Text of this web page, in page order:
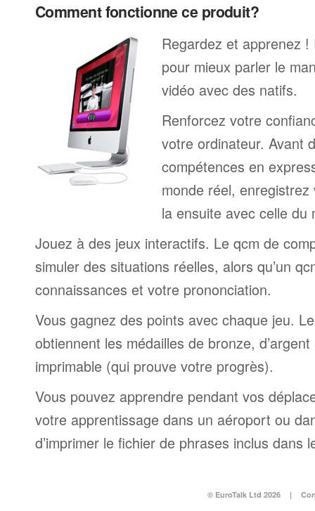
Comment fonctionne ce produit?
Regardez et apprenez
pour mieux parler le
vidéo avec des natifs.
Renforcez votre
votre ordinateur. Avant
compétences en
monde réel,
la ensuite avec celle du
Jouez à des jeux interactifs. Le qcm de
simuler des situations réelles, alors qu’un
connaissances et votre prononciation.
Vous gagnez des points avec chaque jeu.
obtiennent les médailles de bronze, d’argent
imprimable (qui prouve votre progrès).
Vous pouvez apprendre pendant vos
votre apprentissage dans un aéroport ou
d’imprimer le fichier de phrases inclus dans
© EuroTalk Ltd 2026 |